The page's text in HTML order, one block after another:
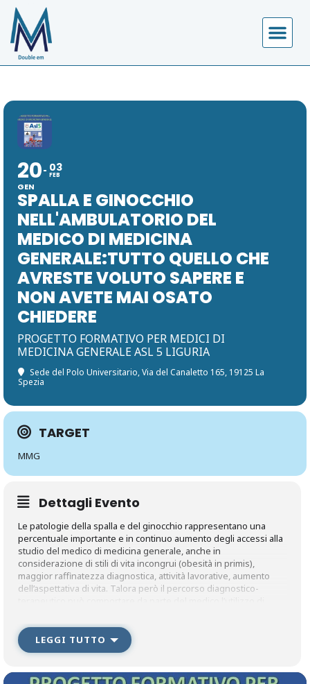
20
GEN
03
FEB
SPALLA E GINOCCHIO
NELL'AMBULATORIO DEL
MEDICO DI MEDICINA
GENERALE:TUTTO QUELLO CHE
AVRESTE VOLUTO SAPERE E
NON AVETE MAI OSATO
CHIEDERE
PROGETTO FORMATIVO PER MEDICI DI
MEDICINA GENERALE ASL 5 LIGURIA
Sede del Polo Universitario, Via del Canaletto 165, 19125 La
Spezia
TARGET
MMG
Dettagli Evento
Le patologie della spalla e del ginocchio rappresentano una
percentuale importante e in continuo aumento degli accessi alla
studio del medico di medicina generale, anche in
considerazione di stili di vita incongrui (obesità in primis),
maggior raffinatezza diagnostica, attività lavorative, aumento
dell’aspettativa di vita. Talora però il percorso diagnostico-
all’orientamento diagnostico né lo correggono, quelli
non utili a modificare la gestione clinica del paziente. Scopo del
presente corso è aumentare le conoscenze basilari di queste
in maniera appropriata prendere una prima decisione
LEGGI TUTTO